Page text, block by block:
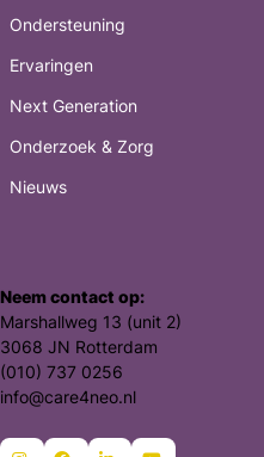
Ondersteuning
Ervaringen
Next Generation
Onderzoek & Zorg
Nieuws
Neem contact op:
Marshallweg 13 (unit 2)
3068 JN Rotterdam
(010) 737 0256
info@care4neo.nl